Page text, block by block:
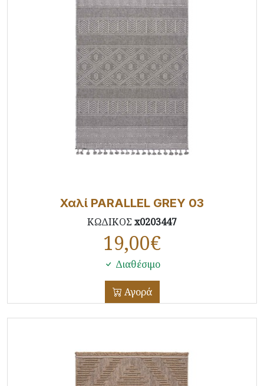
Χαλί PARALLEL GREY 03
ΚΩΔΙΚΟΣ x0203447
19,00€
Διαθέσιμο
Αγορά